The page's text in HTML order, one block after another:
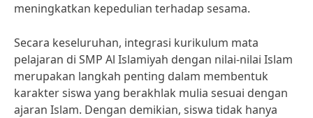
meningkatkan kepedulian terhadap sesama.
Secara keseluruhan, integrasi kurikulum mata
pelajaran di SMP Al Islamiyah dengan nilai-nilai Islam
merupakan langkah penting dalam membentuk
karakter siswa yang berakhlak mulia sesuai dengan
ajaran Islam. Dengan demikian, siswa tidak hanya